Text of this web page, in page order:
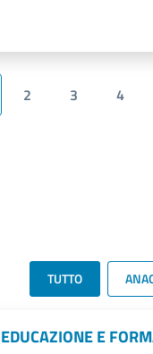
2 3 4
TUTTO
EDUCAZIONE E